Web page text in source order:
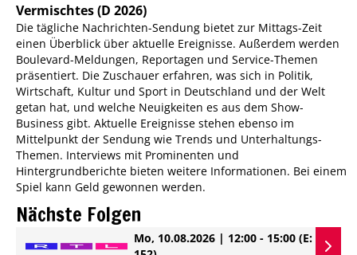
Vermischtes(D 2026)
Die tägliche Nachrichten-Sendung bietet zur Mittags-Zeit
einen Überblick über aktuelle Ereignisse. Außerdem werden
Boulevard-Meldungen, Reportagen und Service-Themen
präsentiert. Die Zuschauer erfahren, was sich in Politik,
Wirtschaft, Kultur und Sport in Deutschland und der Welt
getan hat, und welche Neuigkeiten es aus dem Show-
Business gibt. Aktuelle Ereignisse stehen ebenso im
Mittelpunkt der Sendung wie Trends und Unterhaltungs-
Themen. Interviews mit Prominenten und
Hintergrundberichte bieten weitere Informationen. Bei einem
Spiel kann Geld gewonnen werden.
Nächste Folgen
Mo, 10.08.2026 | 12:00 - 15:00 (E: